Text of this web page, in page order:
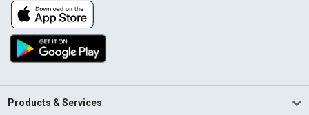
Products & Services